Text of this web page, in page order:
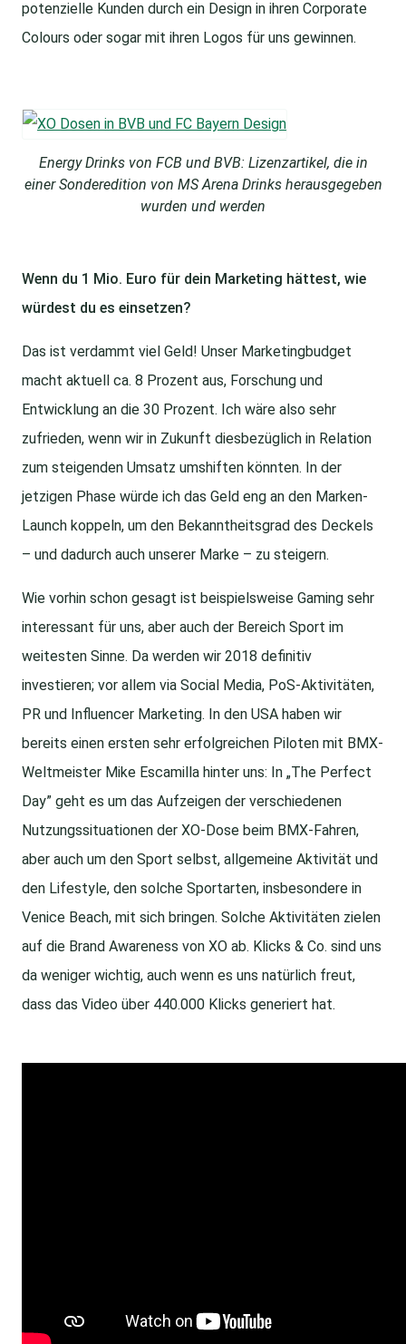
potenzielle Kunden durch ein Design in ihren Corporate
Colours oder sogar mit ihren Logos für uns gewinnen.
Energy Drinks von FCB und BVB: Lizenzartikel, die in
einer Sonderedition von MS Arena Drinks herausgegeben
wurden und werden
Wenn du 1 Mio. Euro für dein Marketing hättest, wie
würdest du es einsetzen?
Das ist verdammt viel Geld! Unser Marketingbudget
macht aktuell ca. 8 Prozent aus, Forschung und
Entwicklung an die 30 Prozent. Ich wäre also sehr
zufrieden, wenn wir in Zukunft diesbezüglich in Relation
zum steigenden Umsatz umshiften könnten. In der
jetzigen Phase würde ich das Geld eng an den Marken-
Launch koppeln, um den Bekanntheitsgrad des Deckels
– und dadurch auch unserer Marke – zu steigern.
Wie vorhin schon gesagt ist beispielsweise Gaming sehr
interessant für uns, aber auch der Bereich Sport im
weitesten Sinne. Da werden wir 2018 definitiv
investieren; vor allem via Social Media, PoS-Aktivitäten,
PR und Influencer Marketing. In den USA haben wir
bereits einen ersten sehr erfolgreichen Piloten mit BMX-
Weltmeister Mike Escamilla hinter uns: In „The Perfect
Day” geht es um das Aufzeigen der verschiedenen
Nutzungssituationen der XO-Dose beim BMX-Fahren,
aber auch um den Sport selbst, allgemeine Aktivität und
den Lifestyle, den solche Sportarten, insbesondere in
Venice Beach, mit sich bringen. Solche Aktivitäten zielen
auf die Brand Awareness von XO ab. Klicks & Co. sind uns
da weniger wichtig, auch wenn es uns natürlich freut,
dass das Video über 440.000 Klicks generiert hat.